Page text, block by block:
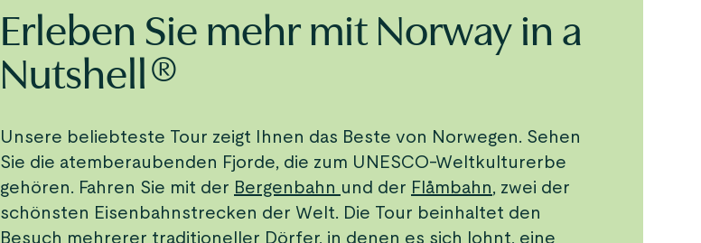
Erleben Sie mehr mit Norway in a
Nutshell®
Unsere beliebteste Tour zeigt Ihnen das Beste von Norwegen. Sehen
Sie die atemberaubenden Fjorde, die zum UNESCO-Weltkulturerbe
gehören. Fahren Sie mit der Bergenbahn und der Flåmbahn, zwei der
schönsten Eisenbahnstrecken der Welt. Die Tour beinhaltet den
Besuch mehrerer traditioneller Dörfer, in denen es sich lohnt, eine